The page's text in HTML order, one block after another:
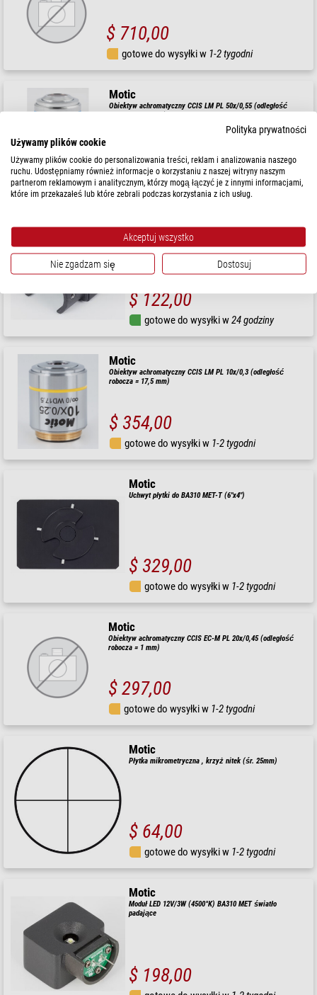
$ 710,00
gotowe do wysyłki w 1-2 tygodni
Motic
Obiektyw achromatyczny CCIS LM PL 50x/0,55 (odległość
robocza = 8,4 mm)
$ 1.170,00
Dostępny od09.09.2026
Oświetlenie LED 3W do BA310MET, BA310E 6000K
$ 122,00
gotowe do wysyłki w24 godziny
Motic
Obiektyw achromatyczny CCIS LM PL 10x/0,3 (odległość
robocza = 17,5 mm)
$ 354,00
gotowe do wysyłki w 1-2 tygodni
Motic
Uchwyt płytki do BA310 MET-T (6"x4")
$ 329,00
gotowe do wysyłki w 1-2 tygodni
Motic
Obiektyw achromatyczny CCIS EC-M PL 20x/0,45 (odległość
robocza = 1 mm)
$ 297,00
gotowe do wysyłki w 1-2 tygodni
Motic
Płytka mikrometryczna , krzyż nitek (śr. 25mm)
$ 64,00
gotowe do wysyłki w 1-2 tygodni
Motic
Moduł LED 12V/3W (4500°K) BA310 MET światło
padające
$ 198,00
Polityka prywatności
Używamy plików cookie
Używamy plików cookie do personalizowania treści, reklam i analizowania naszego
ruchu. Udostępniamy również informacje o korzystaniu z naszej witryny naszym
partnerom reklamowym i analitycznym, którzy mogą łączyć je z innymi informacjami,
które im przekazałeś lub które zebrali podczas korzystania z ich usług.
Akceptuj wszystko
Nie zgadzam się Dostosuj